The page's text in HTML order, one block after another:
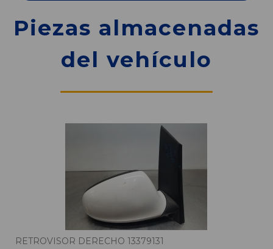
Piezas almacenadas
del vehículo
RETROVISOR DERECHO 13379131